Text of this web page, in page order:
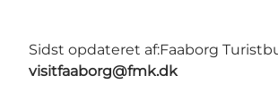
Sidst opdateret af:Faaborg
visitfaaborg@fmk.dk